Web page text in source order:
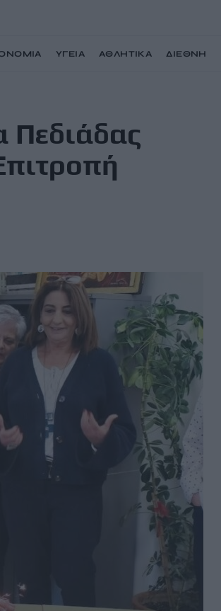
ΥΓΕΙΑ ΑΘΛΗΤΙΚΑ ΔΙΕΘΝΗ